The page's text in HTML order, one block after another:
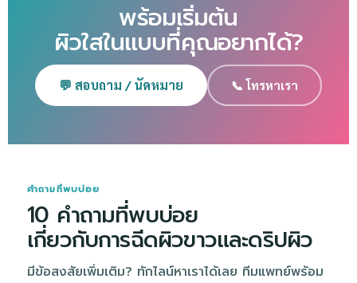
พร้อมเริ่มต้น
ผิวใสในแบบที่คุณอยากได้?
💬 สอบถาม / นัดหมาย 📞 โทรหาเรา
คำถามที่พบบ่อย
10 คำถามที่พบบ่อย
เกี่ยวกับการฉีดผิวขาวและดริปผิว
มีข้อสงสัยเพิ่มเติม? ทักไลน์หาเราได้เลย ทีมแพทย์พร้อม